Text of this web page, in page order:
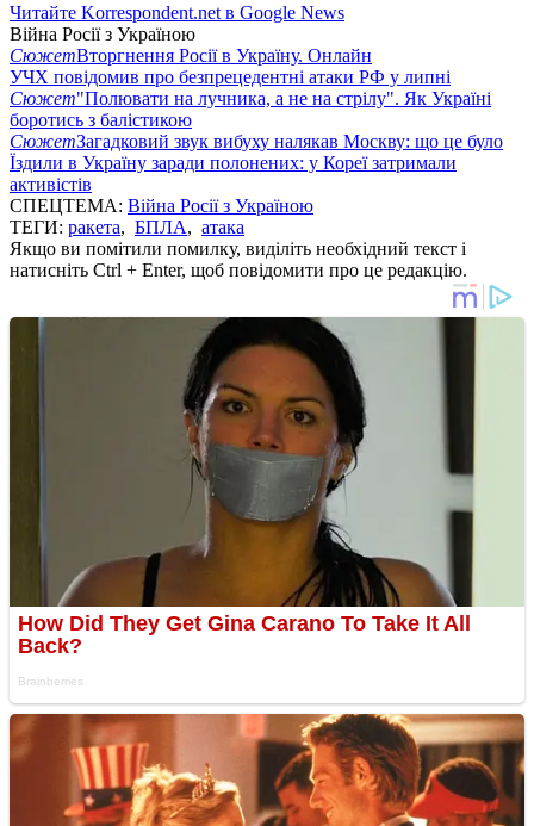
Читайте Korrespondent.net в Google News
Війна Росії з Україною
СюжетВторгнення Росії в Україну. Онлайн
УЧХ повідомив про безпрецедентні атаки РФ у липні
Сюжет"Полювати на лучника, а не на стрілу". Як Україні
боротись з балістикою
СюжетЗагадковий звук вибуху налякав Москву: що це було
Їздили в Україну заради полонених: у Кореї затримали
активістів
СПЕЦТЕМА: Війна Росії з Україною
ТЕГИ: ракета, БПЛА, атака
Якщо ви помітили помилку, виділіть необхідний текст і
натисніть Ctrl + Enter, щоб повідомити про це редакцію.